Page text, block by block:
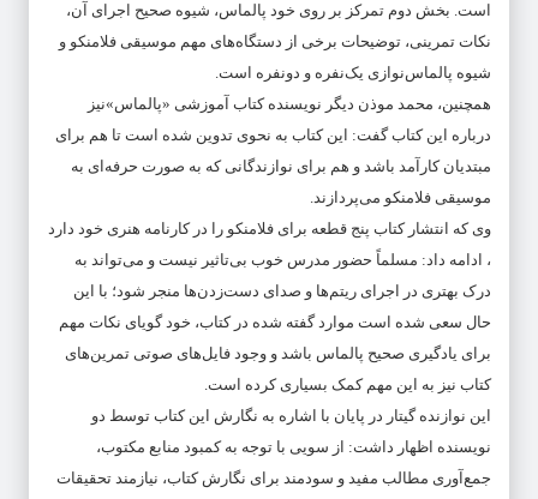
است. بخش دوم تمرکز بر روی خود پالماس، شیوه صحیح اجرای آن،
نکات تمرینی، توضیحات برخی از دستگاه‌های مهم موسیقی فلامنکو و
شیوه پالماس‌نوازی یک‌نفره و دونفره است.
همچنین،‌ محمد موذن دیگر نویسنده کتاب آموزشی «پالماس»نیز
درباره این کتاب گفت: این کتاب به نحوی تدوین شده است تا هم برای
مبتدیان کارآمد باشد و هم برای نوازندگانی که به صورت حرفه‌ای به
موسیقی فلامنکو می‌پردازند.
وی که انتشار کتاب پنج قطعه برای فلامنکو را در کارنامه هنری خود دارد
، ادامه داد: مسلماً حضور مدرس خوب بی‌تاثیر نیست و می‌تواند به
درک بهتری در اجرای ریتم‌ها و صدای دست‌زدن‌ها منجر شود؛ با این
حال سعی شده است موارد گفته شده در کتاب، خود گویای نکات مهم
برای یادگیری صحیح پالماس باشد و وجود فایل‌های صوتی تمرین‌های
کتاب نیز به این مهم کمک بسیاری کرده است.
این نوازنده گیتار در پایان با اشاره به نگارش این کتاب توسط دو
نویسنده اظهار داشت: از سویی با توجه به کمبود منابع مکتوب،
جمع‌آوری مطالب مفید و سودمند برای نگارش کتاب، نیازمند تحقیقات